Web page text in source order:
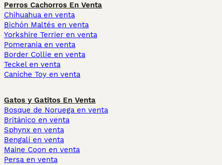
Perros Cachorros En Venta
Chihuahua en venta
Bichón Maltés en venta
Yorkshire Terrier en venta
Pomerania en venta
Border Collie en venta
Teckel en venta
Caniche Toy en venta
Gatos y Gatitos En Venta
Bosque de Noruega en venta
Británico en venta
Sphynx en venta
Bengalí en venta
Maine Coon en venta
Persa en venta